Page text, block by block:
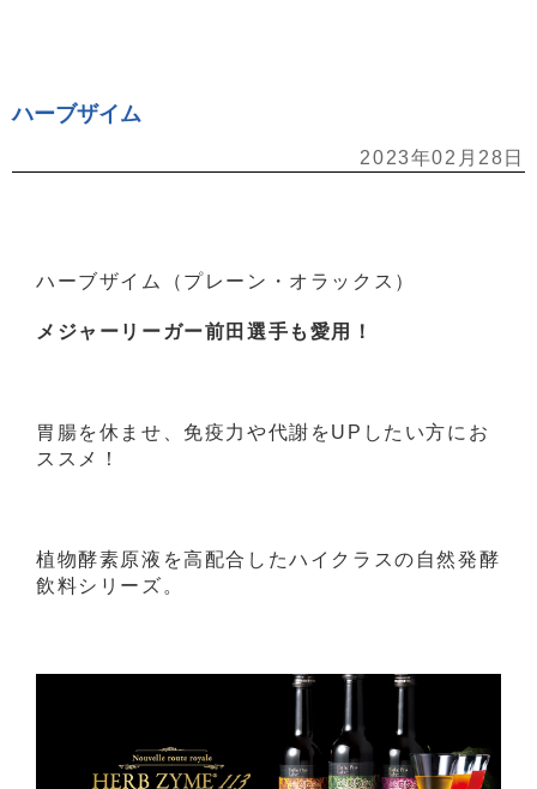
ハーブザイム
2023年02月28日
ハーブザイム（プレーン・オラックス）
メジャーリーガー前田選手も愛用！
胃腸を休ませ、免疫力や代謝をUPしたい方にお
ススメ！
植物酵素原液を高配合したハイクラスの自然発酵
飲料シリーズ。